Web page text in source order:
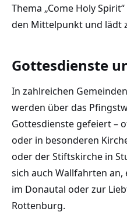
Thema „Come Holy
den Mittelpunkt und lädt
Gottesdienste
In zahlreichen
werden über das
Gottesdienste gefeiert –
oder in besonderen
oder der Stiftskirche in
sich auch Wallfahrten
im Donautal oder zur
Rottenburg.